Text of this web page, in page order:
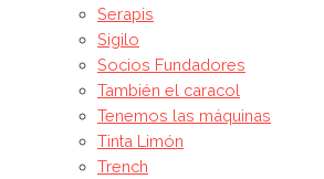
Serapis
Sigilo
Socios Fundadores
También el caracol
Tenemos las máquinas
Tinta Limón
Trench